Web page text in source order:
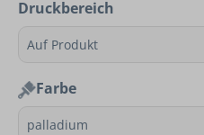
Druckbereich
Farbe